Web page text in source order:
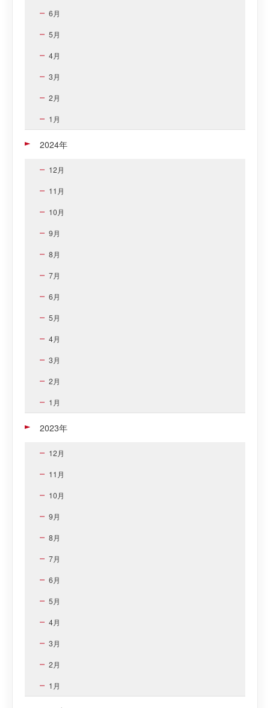
6月
5月
4月
3月
2月
1月
2024年
12月
11月
10月
9月
8月
7月
6月
5月
4月
3月
2月
1月
2023年
12月
11月
10月
9月
8月
7月
6月
5月
4月
3月
2月
1月